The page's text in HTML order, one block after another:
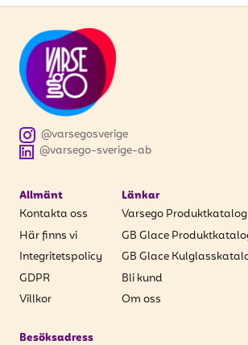
@varsego-sverige-ab
@varsegosverige
Allmänt
Kontakta oss
Här finns vi
Integritetspolicy
GDPR
Villkor
Länkar
Varsego
GB Glace
GB Glace
Bli kund
Om oss
Besöksadress